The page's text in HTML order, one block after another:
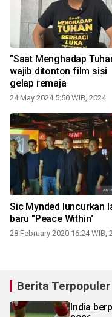
"Saat Menghadap
wajib ditonton film sisi
gelap remaja
24 May 2024 5:50 WIB, 2024
Sic Mynded luncurkan
baru "Peace Within"
28 February 2020 16:24 WIB,
Berita Terpopuler
India